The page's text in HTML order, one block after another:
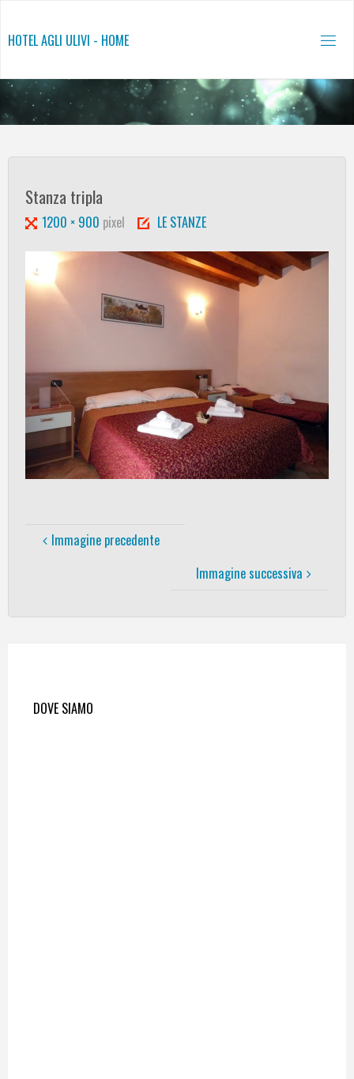
contenuto
HOTEL AGLI ULIVI - HOME
Stanza tripla
Tutta
larghezza
1200 × 900 pixel LE STANZE
Immagine precedente
Immagine successiva
DOVE SIAMO